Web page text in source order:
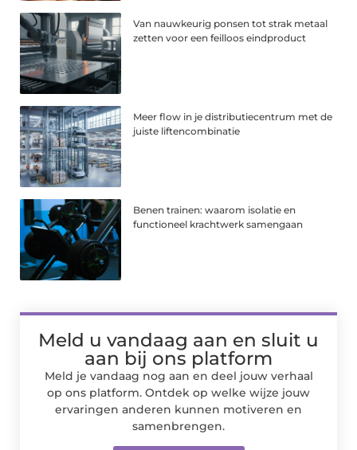
Van nauwkeurig ponsen tot strak metaal
zetten voor een feilloos eindproduct
Meer flow in je distributiecentrum met de
juiste liftencombinatie
Benen trainen: waarom isolatie en
functioneel krachtwerk samengaan
Meld u vandaag aan en sluit u
aan bij ons platform
Meld je vandaag nog aan en deel jouw verhaal
op ons platform. Ontdek op welke wijze jouw
ervaringen anderen kunnen motiveren en
samenbrengen.